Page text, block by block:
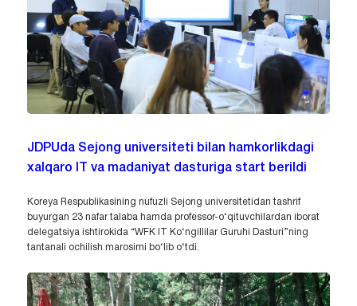
JDPUda Sejong universiteti bilan hamkorlikdagi
xalqaro IT va madaniyat dasturiga start berildi
Koreya Respublikasining nufuzli Sejong universitetidan tashrif
buyurgan 23 nafar talaba hamda professor-o‘qituvchilardan iborat
delegatsiya ishtirokida “WFK IT Ko‘ngillilar Guruhi Dasturi”ning
tantanali ochilish marosimi bo‘lib o‘tdi.